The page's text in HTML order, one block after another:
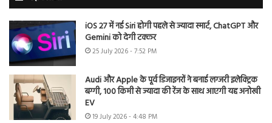
iOS 27 में नई Siri होगी पहले से ज्यादा स्मार्ट, ChatGPT और
Gemini को देगी टक्कर
25 July 2026 - 7:52 PM
Audi और Apple के पूर्व डिजाइनरों ने बनाई लग्जरी इलेक्ट्रिक
बग्गी, 100 किमी से ज्यादा की रेंज के साथ आएगी यह अनोखी
EV
19 July 2026 - 4:48 PM